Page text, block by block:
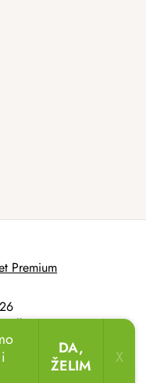
sada uz popust
Premium
. All
DA,
ŽELIM
X